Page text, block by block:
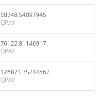
50748.54097945
QPAY
76122.81146917
QPAY
126871.35244862
QPAY